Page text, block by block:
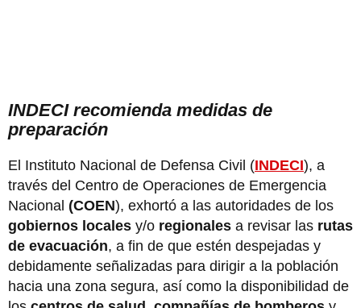
INDECI recomienda medidas de
preparación
El Instituto Nacional de Defensa Civil (INDECI), a
través del Centro de Operaciones de Emergencia
Nacional (COEN), exhortó a las autoridades de los
gobiernos locales y/o regionales a revisar las rutas
de evacuación, a fin de que estén despejadas y
debidamente señalizadas para dirigir a la población
hacia una zona segura, así como la disponibilidad de